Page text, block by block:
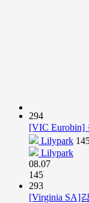
294
[VIC
Lilypark
Lilypark
08.07
145
293
[Virginia SA]